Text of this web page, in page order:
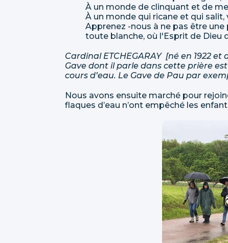
À un monde de clinquant et de
À un monde qui ricane et qui
Apprenez -nous à ne pas être
toute blanche, où l'Esprit de Dieu
Cardinal ETCHEGARAY [né en 1922
Gave dont il parle dans cette prière
cours d’eau. Le Gave de Pau par
Nous avons ensuite marché pour
flaques d’eau n’ont empêché les